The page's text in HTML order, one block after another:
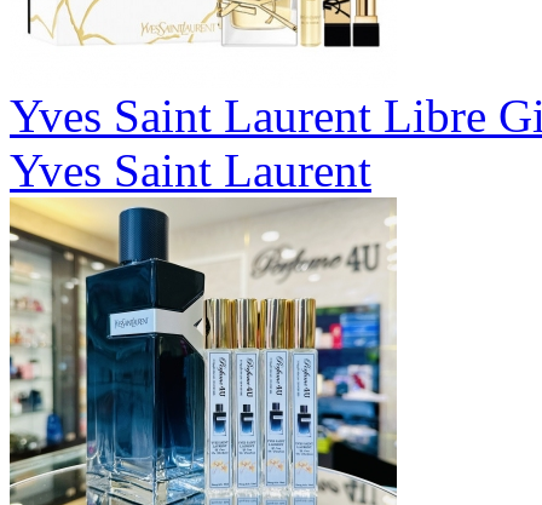
Yves Saint Laurent Libre
Yves Saint Laurent